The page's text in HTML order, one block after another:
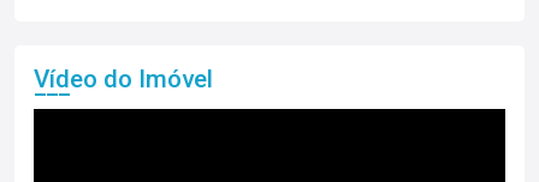
Vídeo do Imóvel